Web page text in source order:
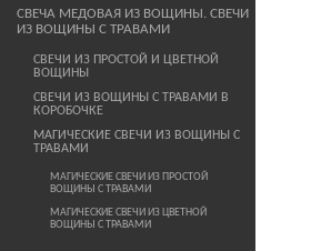
СВЕЧА МЕДОВАЯ ИЗ ВОЩИНЫ. СВЕЧИ
ИЗ ВОЩИНЫ С ТРАВАМИ
СВЕЧИ ИЗ ПРОСТОЙ И ЦВЕТНОЙ
ВОЩИНЫ
СВЕЧИ ИЗ ВОЩИНЫ С ТРАВАМИ В
КОРОБОЧКЕ
МАГИЧЕСКИЕ СВЕЧИ ИЗ ВОЩИНЫ С
ТРАВАМИ
МАГИЧЕСКИЕ СВЕЧИ ИЗ ПРОСТОЙ
ВОЩИНЫ С ТРАВАМИ
МАГИЧЕСКИЕ СВЕЧИ ИЗ ЦВЕТНОЙ
ВОЩИНЫ С ТРАВАМИ